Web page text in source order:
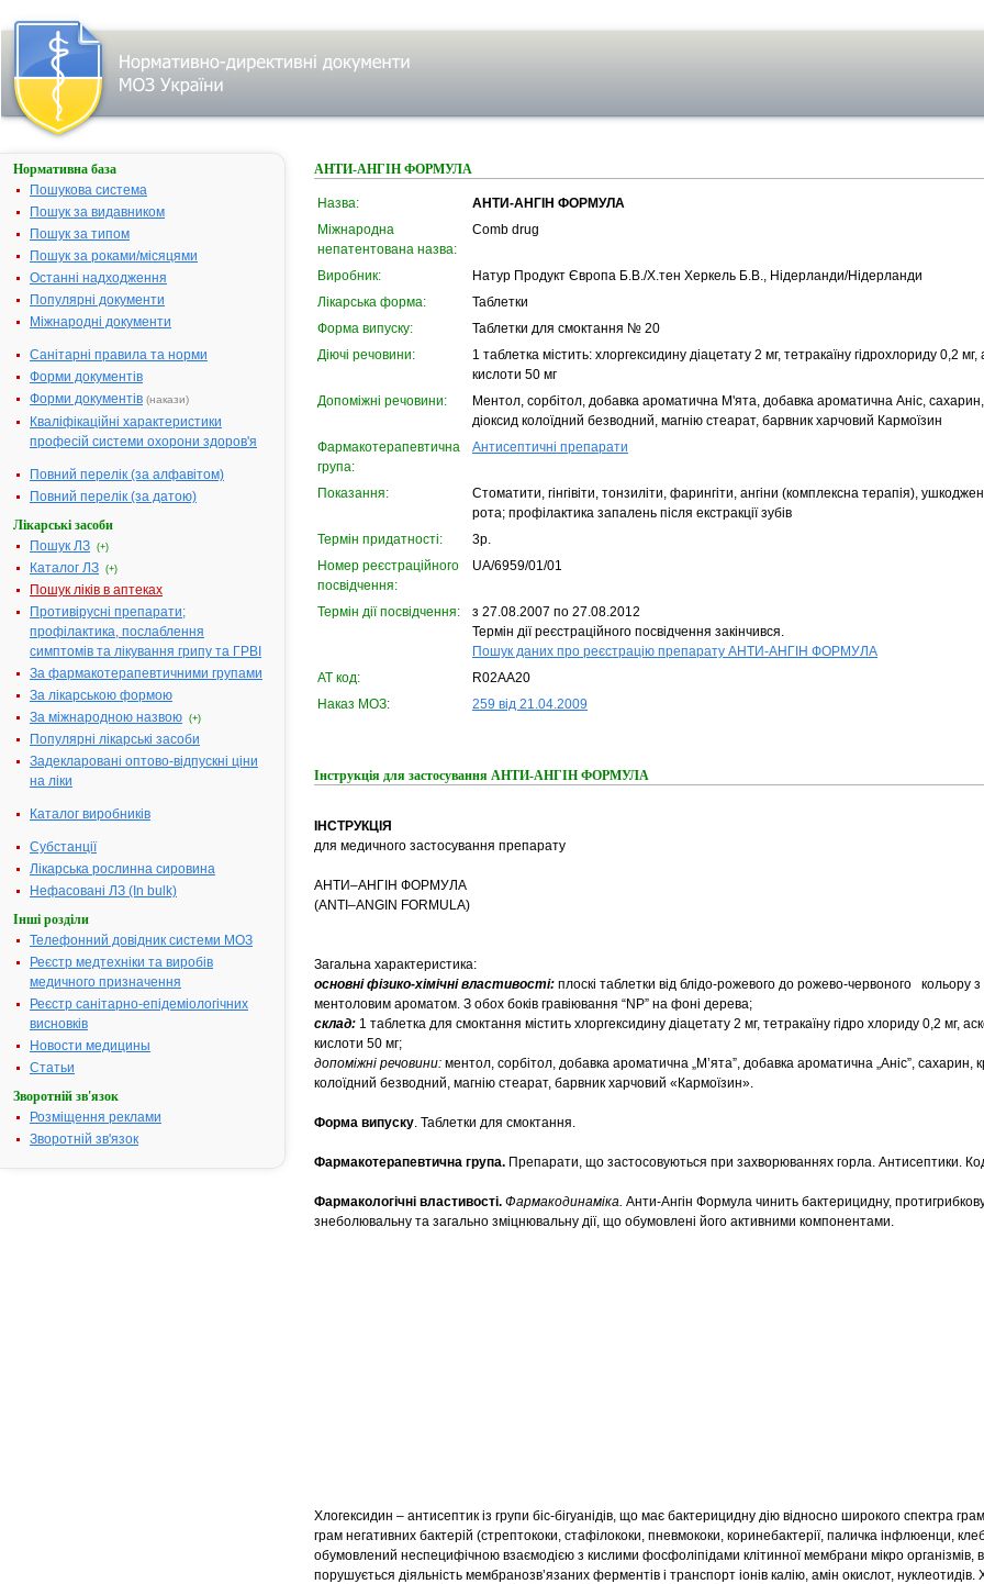
Нормативна база
Пошукова система
Пошук за видавником
Пошук за типом
Пошук за роками/місяцями
Останні надходження
Популярні документи
Міжнародні документи
Санітарні правила та норми
Форми документів
Форми документів (накази)
Кваліфікаційні характеристики
професій системи охорони здоров'я
Повний перелік (за алфавітом)
Повний перелік (за датою)
Лікарські засоби
Пошук ЛЗ (+)
Каталог ЛЗ (+)
Пошук ліків в аптеках
Противірусні препарати;
профілактика, послаблення
симптомів та лікування грипу та ГРВІ
За фармакотерапевтичними групами
За лікарською формою
За міжнародною назвою (+)
Популярні лікарські засоби
Задекларовані оптово-відпускні ціни
на ліки
Каталог виробників
Субстанції
Лікарська рослинна сировина
Нефасовані ЛЗ (In bulk)
Інші розділи
Телефонний довідник системи МОЗ
Реєстр медтехніки та виробів
медичного призначення
Реєстр санітарно-епідеміологічних
висновків
Новости медицины
Статьи
Зворотній зв'язок
Розміщення реклами
Зворотній зв'язок
АНТИ-АНГІН ФОРМУЛА
Назва:
АНТИ-АНГІН ФОРМУЛА
Міжнародна
непатентована назва:
Comb drug
Виробник:
Натур Продукт Європа Б.В./Х.тен Херкель Б.В., Нідерланди/Нідерланди
Лікарська форма:
Таблетки
Форма випуску:
Таблетки для смоктання № 20
Діючі речовини:
1 таблетка містить: хлоргексидину діацетату 2 мг, тетракаїну гідрохлориду 0,2 мг,
кислоти 50 мг
Допоміжні речовини:
Ментол, сорбітол, добавка ароматична М'ята, добавка ароматична Аніс,
діоксид колоїдний безводний, магнію стеарат, барвник харчовий Кармоїзин
Фармакотерапевтична
група:
Антисептичні препарати
Показання:
Стоматити, гінгівіти, тонзиліти, фарингіти, ангіни (комплексна терапія),
рота; профілактика запалень після екстракції зубів
Термін придатності:
3р.
Номер реєстраційного
посвідчення:
UA/6959/01/01
Термін дії посвідчення:
з 27.08.2007 по 27.08.2012
Термін дії реєстраційного посвідчення закінчився.
Пошук даних про реєстрацію препарату АНТИ-АНГІН ФОРМУЛА
АТ код:
R02AA20
Наказ МОЗ:
259 від 21.04.2009
Інструкція для застосування АНТИ-АНГІН ФОРМУЛА
ІНСТРУКЦІЯ
для медичного застосування препарату
АНТИ–АНГІН ФОРМУЛА
(ANTI–ANGIN FORMULA)
Загальна характеристика:
основні фізико-хімічні властивості: плоскі таблетки від блідо-рожевого до рожево-червоного кольору з
ментоловим ароматом. З обох боків гравіювання “NP” на фоні дерева;
склад: 1 таблетка для смоктання містить хлоргексидину діацетату 2 мг, тетракаїну гідро хлориду 0,2 мг,
кислоти 50 мг;
допоміжні речовини: ментол, сорбітол, добавка ароматична „М’ята”, добавка ароматична „Аніс”, сахарин,
колоїдний безводний, магнію стеарат, барвник харчовий «Кармоїзин».
Форма випуску. Таблетки для смоктання.
Фармакотерапевтична група. Препарати, що застосовуються при захворюваннях горла. Антисептики.
Фармакологічні властивості. Фармакодинаміка. Анти-Ангін Формула чинить бактерицидну,
знеболювальну та загально зміцнювальну дії, що обумовлені його активними компонентами.
Хлогексидин – антисептик із групи біс-бігуанідів, що має бактерицидну дію відносно широкого спектра
грам негативних бактерій (стрептококи, стафілококи, пневмококи, коринебактерії, паличка інфлюенци,
обумовлений неспецифічною взаємодією з кислими фосфоліпідами клітинної мембрани мікро організмів,
порушується діяльність мембранозв’язаних ферментів і транспорт іонів калію, амін окислот, нуклеотидів.